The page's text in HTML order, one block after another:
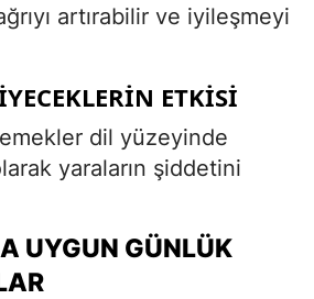
artırabilir ve iyileşmeyi
ETKISI
dil yüzeyinde
yaraların şiddetini
UYGUN GÜNLÜK